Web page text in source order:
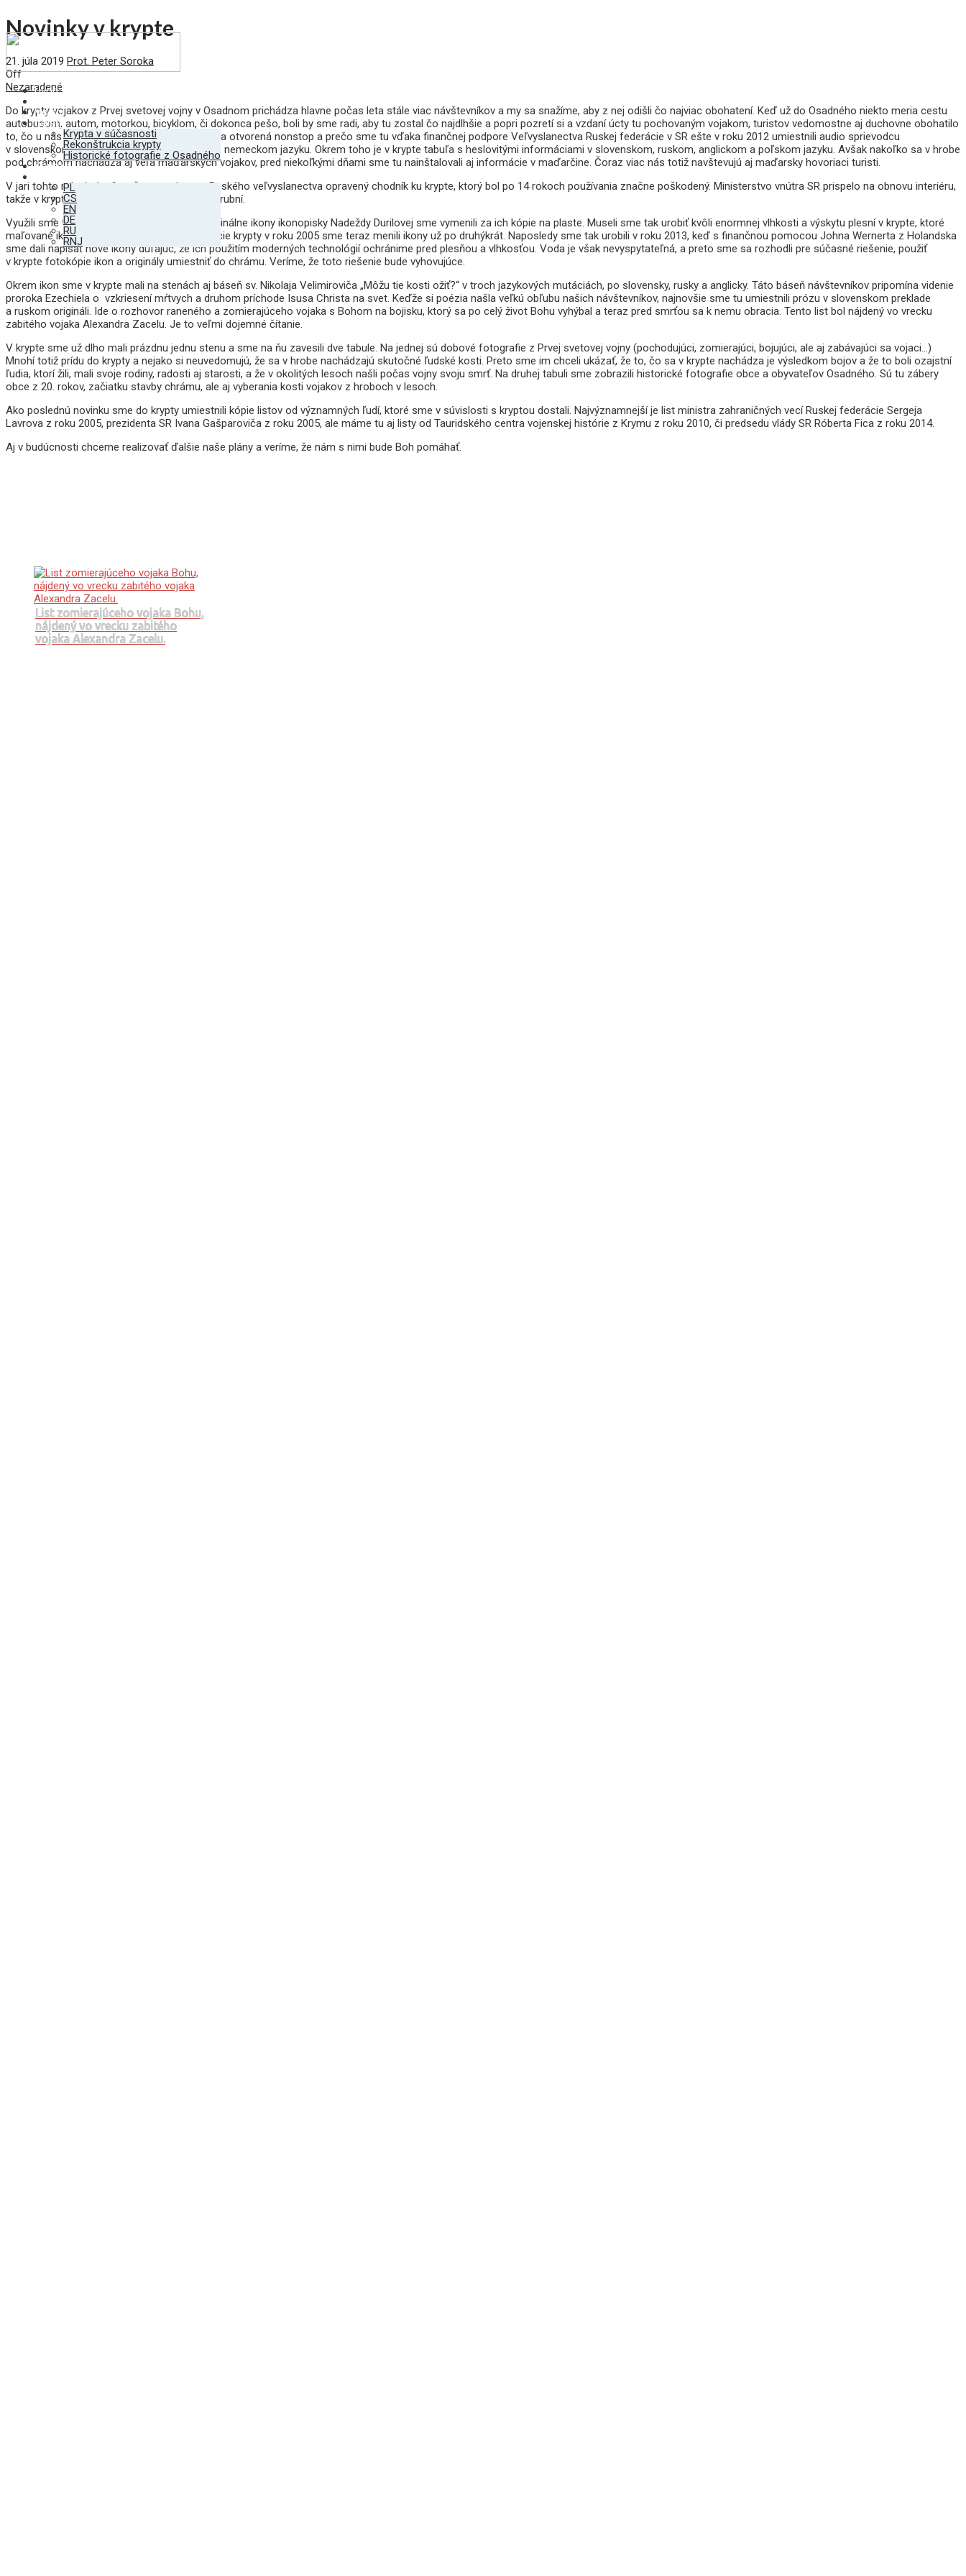
Úvod
Vojaci
Galéria
Krypta v súčasnosti
Rekonštrukcia krypty
Historické fotografie z Osadného
Kontakt
PL
CS
EN
DE
RU
RNJ
Novinky v krypte
21. júla 2019 Prot. Peter Soroka
Off
Nezaradené
Do krypty vojakov z Prvej svetovej vojny v Osadnom prichádza hlavne počas leta stále viac návštevníkov a my sa snažíme, aby z nej odišli čo najviac obohatení. Keď už do Osadného niekto meria cestu
autobusom, autom, motorkou, bicyklom, či dokonca pešo, boli by sme radi, aby tu zostal čo najdlhšie a popri pozretí si a vzdaní úcty tu pochovaným vojakom, turistov vedomostne aj duchovne obohatilo
to, čo u nás uvidia. To je dôvod, prečo je krypta otvorená nonstop a prečo sme tu vďaka finančnej podpore Veľvyslanectva Ruskej federácie v SR ešte v roku 2012 umiestnili audio sprievodcu
v slovenskom, ruskom, poľskom, anglickom a nemeckom jazyku. Okrem toho je v krypte tabuľa s heslovitými informáciami v slovenskom, ruskom, anglickom a poľskom jazyku. Avšak nakoľko sa v hrobe
pod chrámom nachádza aj veľa maďarských vojakov, pred niekoľkými dňami sme tu nainštalovali aj informácie v maďarčine. Čoraz viac nás totiž navštevujú aj maďarsky hovoriaci turisti.
V jari tohto roku bol z finančnou podporou Ruského veľvyslanectva opravený chodník ku krypte, ktorý bol po 14 rokoch používania značne poškodený. Ministerstvo vnútra SR prispelo na obnovu interiéru,
takže v krypty boli obnovené nátery stien a zárubní.
Využili sme túto opravu krypty a pôvodné originálne ikony ikonopisky Nadeždy Durilovej sme vymenili za ich kópie na plaste. Museli sme tak urobiť kvôli enormnej vlhkosti a výskytu plesní v krypte, ktoré
maľované ikony poškodzovali. Od rekonštrukcie krypty v roku 2005 sme teraz menili ikony už po druhýkrát. Naposledy sme tak urobili v roku 2013, keď s finančnou pomocou Johna Wernerta z Holandska
sme dali napísať nové ikony dúfajúc, že ich použitím moderných technológií ochránime pred plesňou a vlhkosťou. Voda je však nevyspytateľná, a preto sme sa rozhodli pre súčasné riešenie, použiť
v krypte fotokópie ikon a originály umiestniť do chrámu. Veríme, že toto riešenie bude vyhovujúce.
Okrem ikon sme v krypte mali na stenách aj báseň sv. Nikolaja Velimiroviča „Môžu tie kosti ožiť?“ v troch jazykových mutáciách, po slovensky, rusky a anglicky. Táto báseň návštevníkov pripomína videnie
proroka Ezechiela o vzkriesení mŕtvych a druhom príchode Isusa Christa na svet. Keďže si poézia našla veľkú obľubu našich návštevníkov, najnovšie sme tu umiestnili prózu v slovenskom preklade
a ruskom origináli. Ide o rozhovor raneného a zomierajúceho vojaka s Bohom na bojisku, ktorý sa po celý život Bohu vyhýbal a teraz pred smrťou sa k nemu obracia. Tento list bol nájdený vo vrecku
zabitého vojaka Alexandra Zacelu. Je to veľmi dojemné čítanie.
V krypte sme už dlho mali prázdnu jednu stenu a sme na ňu zavesili dve tabule. Na jednej sú dobové fotografie z Prvej svetovej vojny (pochodujúci, zomierajúci, bojujúci, ale aj zabávajúci sa vojaci…)
Mnohí totiž prídu do krypty a nejako si neuvedomujú, že sa v hrobe nachádzajú skutočné ľudské kosti. Preto sme im chceli ukázať, že to, čo sa v krypte nachádza je výsledkom bojov a že to boli ozajstní
ľudia, ktorí žili, mali svoje rodiny, radosti aj starosti, a že v okolitých lesoch našli počas vojny svoju smrť. Na druhej tabuli sme zobrazili historické fotografie obce a obyvateľov Osadného. Sú tu zábery
obce z 20. rokov, začiatku stavby chrámu, ale aj vyberania kosti vojakov z hroboch v lesoch.
Ako poslednú novinku sme do krypty umiestnili kópie listov od významných ľudí, ktoré sme v súvislosti s kryptou dostali. Najvýznamnejší je list ministra zahraničných vecí Ruskej federácie Sergeja
Lavrova z roku 2005, prezidenta SR Ivana Gašparoviča z roku 2005, ale máme tu aj listy od Tauridského centra vojenskej histórie z Krymu z roku 2010, či predsedu vlády SR Róberta Fica z roku 2014.
Aj v budúcnosti chceme realizovať ďalšie naše plány a veríme, že nám s nimi bude Boh pomáhať.
List zomierajúceho vojaka Bohu,
nájdený vo vrecku zabitého
vojaka Alexandra Zacelu.